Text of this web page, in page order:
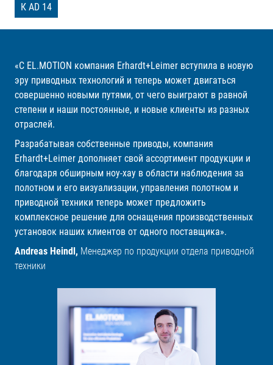
К AD 14
«С EL.MOTION компания Erhardt+Leimer вступила в новую
эру приводных технологий и теперь может двигаться
совершенно новыми путями, от чего выиграют в равной
степени и наши постоянные, и новые клиенты из разных
отраслей.
Разрабатывая собственные приводы, компания
Erhardt+Leimer дополняет свой ассортимент продукции и
благодаря обширным ноу-хау в области наблюдения за
полотном и его визуализации, управления полотном и
приводной техники теперь может предложить
комплексное решение для оснащения производственных
установок наших клиентов от одного поставщика».
Andreas Heindl, Менеджер по продукции отдела приводной
техники